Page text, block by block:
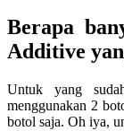
Berapa
Additive
Untuk yang
menggunakan 2
botol saja. Oh iya,